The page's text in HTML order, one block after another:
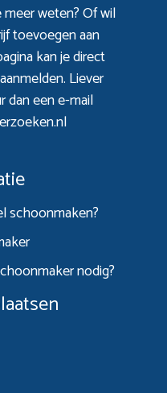
weten? Of wil
toevoegen aan
kan je direct
Liever
dan een e-mail
schoonmaken?
nodig?